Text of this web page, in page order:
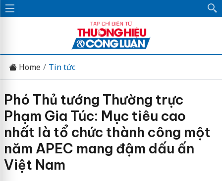
Home Tin tức
Phó Thủ tướng Thường trực
Phạm Gia Túc: Mục tiêu cao
nhất là tổ chức thành công một
năm APEC mang đậm dấu ấn
Việt Nam